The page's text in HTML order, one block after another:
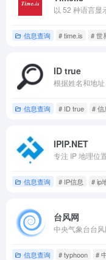
信息查询 # time.is # 世
ID true
信息查询 # ID true # 信
IPIP.NET
信息查询 # IP信息 # ip
台风网
中央气象台台风
信息查询 # typhoon #